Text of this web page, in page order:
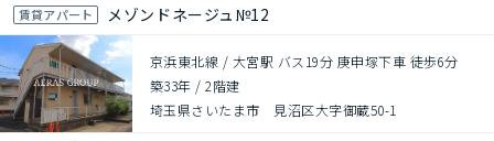
賃貸アパート メゾンドネージュ№12
京浜東北線 / 大宮駅 バス19分 庚申塚下車 徒歩6分
築33年 /2階建
埼玉県さいたま市 見沼区大字御蔵50-1